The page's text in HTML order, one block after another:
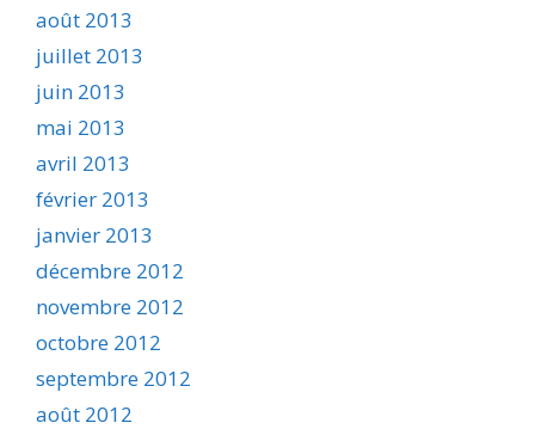
août 2013
juillet 2013
juin 2013
mai 2013
avril 2013
février 2013
janvier 2013
décembre 2012
novembre 2012
octobre 2012
septembre 2012
août 2012